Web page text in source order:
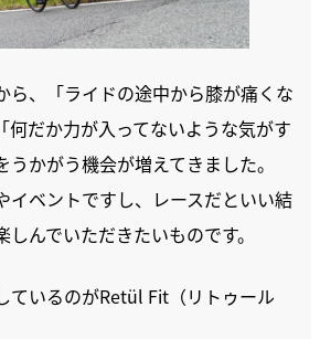
ら、「ライドの途中から膝が痛くな
何だか力が入ってないような気がす
かがう機会が増えてきました。
イベントですし、レースだといい結
んでいただきたいものです。
ているのがRetül Fit（リトゥール